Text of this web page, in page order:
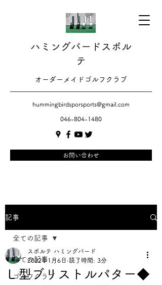
ハミングバードスポル
テ
​​オーダーメイドゴルフクラブ
hummingbirdsporsports@gmail.com
046-804-1480
お問い合わせ
記事
全ての記事
ゴルフクラブ
全ての記事
Ｌ型ブリストルパター◆
スポルテ ハミングバード
2022年1月6日 読了時間: 3分